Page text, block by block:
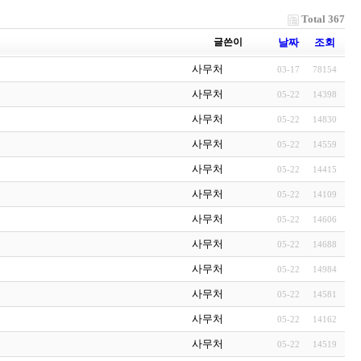
Total 367
글쓴이 날짜 조회
사무처 03-17 78154
사무처 05-22 14398
사무처 05-22 14830
사무처 05-22 14559
사무처 05-22 14415
사무처 05-22 14109
사무처 05-22 14606
사무처 05-22 14688
사무처 05-22 14984
사무처 05-22 14581
사무처 05-22 14162
사무처 05-22 14519